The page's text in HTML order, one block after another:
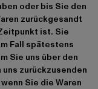
oder bis Sie den
zurückgesandt
ist. Sie
Fall spätestens
Sie uns über den
zurückzusenden
Sie die Waren